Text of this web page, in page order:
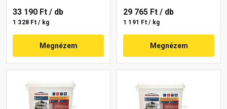
33 190 Ft / db
1 328 Ft / kg
Megnézem
29 765 Ft / db
1 191 Ft / kg
Megnézem